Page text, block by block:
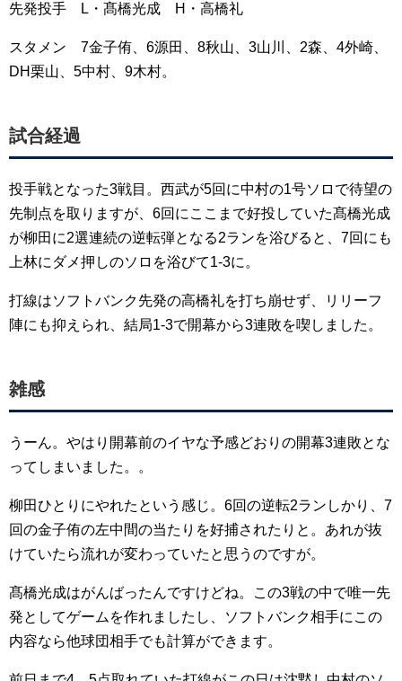
先発投手 L・髙橋光成 H・高橋礼
スタメン 7金子侑、6源田、8秋山、3山川、2森、4外崎、
DH栗山、5中村、9木村。
試合経過
投手戦となった3戦目。西武が5回に中村の1号ソロで待望の
先制点を取りますが、6回にここまで好投していた髙橋光成
が柳田に2選連続の逆転弾となる2ランを浴びると、7回にも
上林にダメ押しのソロを浴びて1-3に。
打線はソフトバンク先発の高橋礼を打ち崩せず、リリーフ
陣にも抑えられ、結局1-3で開幕から3連敗を喫しました。
雑感
うーん。やはり開幕前のイヤな予感どおりの開幕3連敗とな
ってしまいました。。
柳田ひとりにやれたという感じ。6回の逆転2ランしかり、7
回の金子侑の左中間の当たりを好捕されたりと。あれが抜
けていたら流れが変わっていたと思うのですが。
髙橋光成はがんばったんですけどね。この3戦の中で唯一先
発としてゲームを作れましたし、ソフトバンク相手にこの
内容なら他球団相手でも計算ができます。